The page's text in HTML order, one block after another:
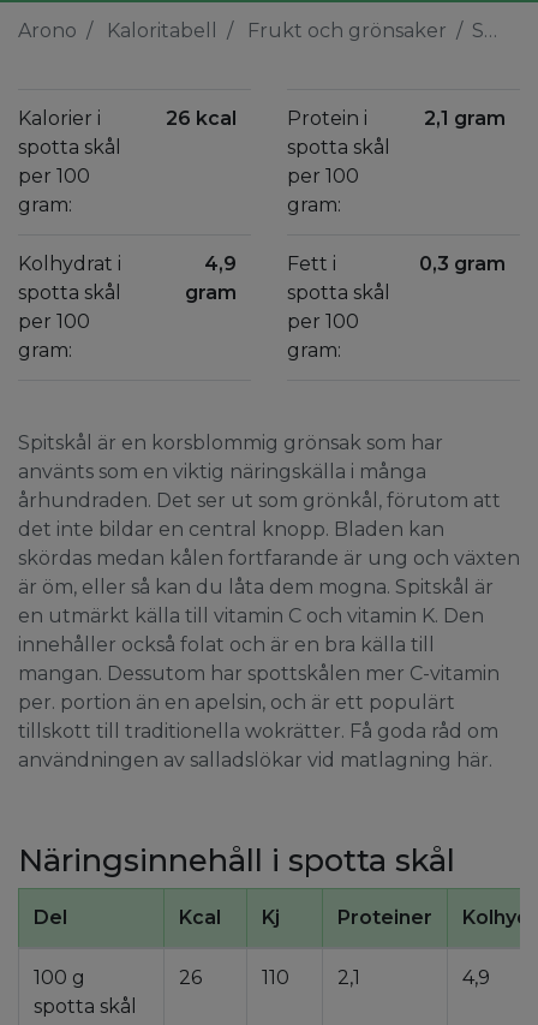
Arono Kaloritabell Frukt och grönsaker Spotta skål
Kalorier i
spotta skål
per 100
gram:
26 kcal
Kolhydrat i
spotta skål
per 100
gram:
4,9
gram
Protein i
spotta skål
per 100
gram:
2,1 gram
Fett i
spotta skål
per 100
gram:
0,3 gram
Spitskål är en korsblommig grönsak som har
använts som en viktig näringskälla i många
århundraden. Det ser ut som grönkål, förutom att
det inte bildar en central knopp. Bladen kan
skördas medan kålen fortfarande är ung och växten
är öm, eller så kan du låta dem mogna. Spitskål är
en utmärkt källa till vitamin C och vitamin K. Den
innehåller också folat och är en bra källa till
mangan. Dessutom har spottskålen mer C-vitamin
per. portion än en apelsin, och är ett populärt
tillskott till traditionella wokrätter. Få goda råd om
användningen av salladslökar vid matlagning här.
Näringsinnehåll i spotta skål
Del Kcal Kj Proteiner
100 g
spotta skål
26 110 2,1 4,9